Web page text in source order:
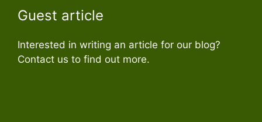
Guest article
Interested in writing an article for our blog?
Contact us to find out more.